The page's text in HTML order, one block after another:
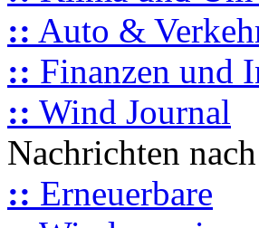
:: Auto &
:: Finanzen und
:: Wind Journal
Nachrichten
:: Erneuerbare